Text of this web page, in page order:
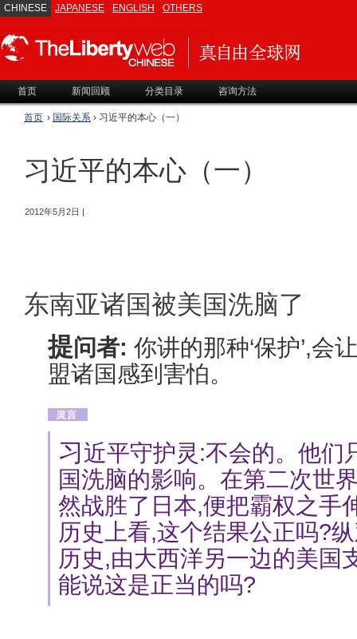
CHINESE JAPANESE ENGLISH OTHERS
首页 新闻回顾 分类目录 咨询方法
首页 › 国际关系 › 习近平的本心（一）
习近平的本心（一）
2012年5月2日 |
东南亚诸国被美国洗脑了
提问者: 你讲的那种‘保护’,会
盟诸国感到害怕。
习近平守护灵:不会的。他们
国洗脑的影响。在第二次世
然战胜了日本,便把霸权之手
历史上看,这个结果公正吗?
历史,由大西洋另一边的美国
能说这是正当的吗?